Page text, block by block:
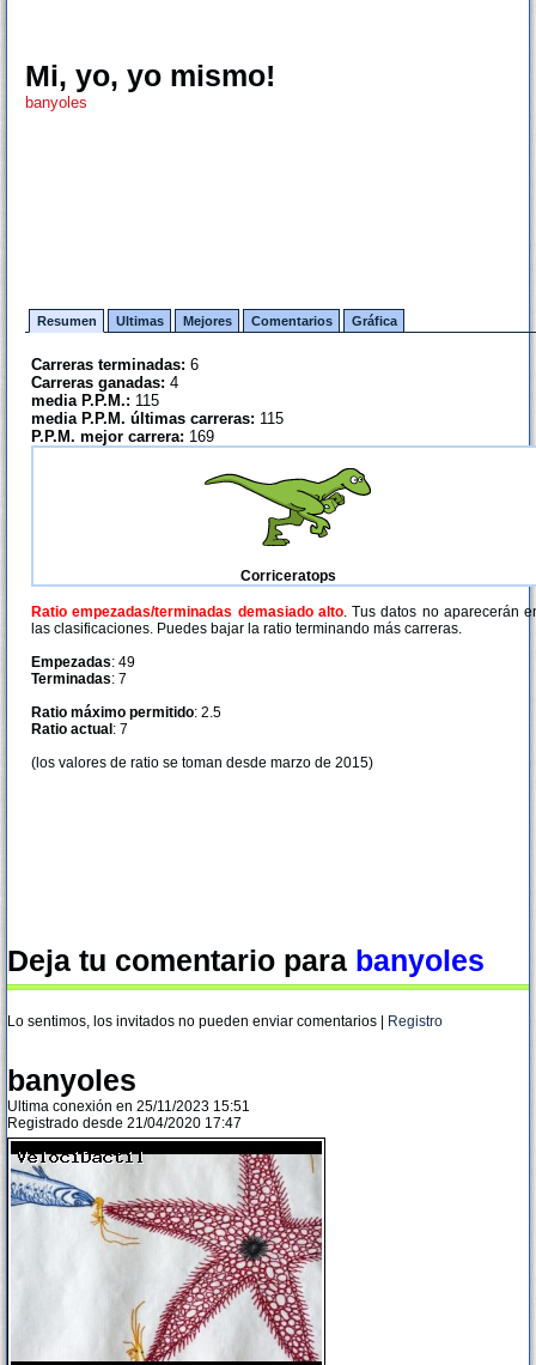
Mi, yo, yo mismo!
banyoles
Resumen Ultimas Mejores Comentarios Gráfica
Carreras terminadas: 6
Carreras ganadas: 4
media P.P.M.: 115
media P.P.M. últimas carreras: 115
P.P.M. mejor carrera: 169
Corriceratops
Ratio empezadas/terminadas demasiado alto. Tus datos no aparecerán
las clasificaciones. Puedes bajar la ratio terminando más carreras.
Empezadas: 49
Terminadas: 7
Ratio máximo permitido: 2.5
Ratio actual : 7
(los valores de ratio se toman desde marzo de 2015)
Deja tu comentario para banyoles
Lo sentimos, los invitados no pueden enviar comentarios | Registro
banyoles
Ultima conexión en 25/11/2023 15:51
Registrado desde 21/04/2020 17:47